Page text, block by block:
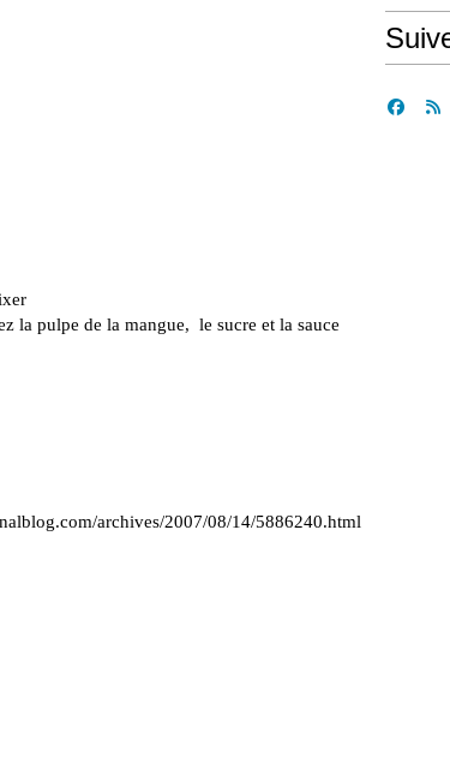
la pulpe de la mangue, le sucre et la sauce
archives/2007/08/14/5886240.html